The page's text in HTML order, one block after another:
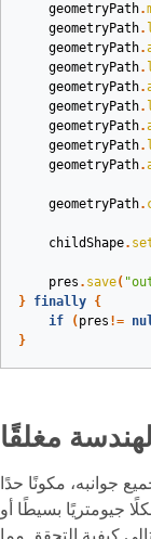
geometryPath.
geometryPath.
geometryPath.
geometryPath.
geometryPath.
geometryPath.
geometryPath.
geometryPath.
geometryPath.
geometryPath.
childShape.
pres . save(
} finally {
if
( pres !=
}
مغلقًا
جوانبه، مكونًا حدًا
جيومتريًا بسيطًا أو